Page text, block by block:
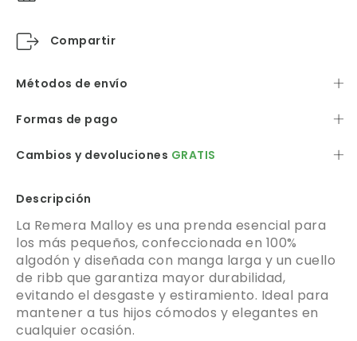
Compartir
Métodos de envío
Formas de pago
Cambios y devoluciones GRATIS
Descripción
La Remera Malloy es una prenda esencial para
los más pequeños, confeccionada en 100%
algodón y diseñada con manga larga y un cuello
de ribb que garantiza mayor durabilidad,
evitando el desgaste y estiramiento. Ideal para
mantener a tus hijos cómodos y elegantes en
cualquier ocasión.